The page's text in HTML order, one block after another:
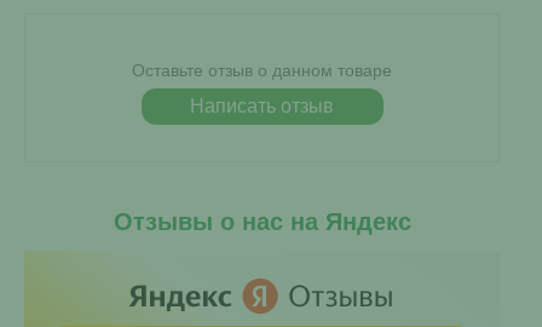
Оставьте отзыв о данном товаре
Написать отзыв
Отзывы о нас на Яндекс